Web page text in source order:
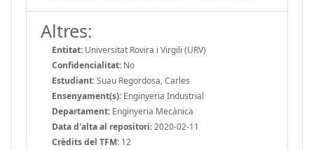
Altres:
Entitat: Universitat Rovira i Virgili (URV)
Confidencialitat: No
Estudiant:Suau Regordosa, Carles
Ensenyament(s): Enginyeria Industrial
Departament: Enginyeria Mecànica
Data d'alta al repositori:2020-02-11
Crèdits del TFM: 12